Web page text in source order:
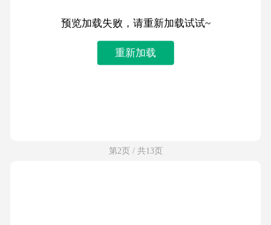
预览加载失败，请重新加载试试~
重新加载
第2页 / 共13页